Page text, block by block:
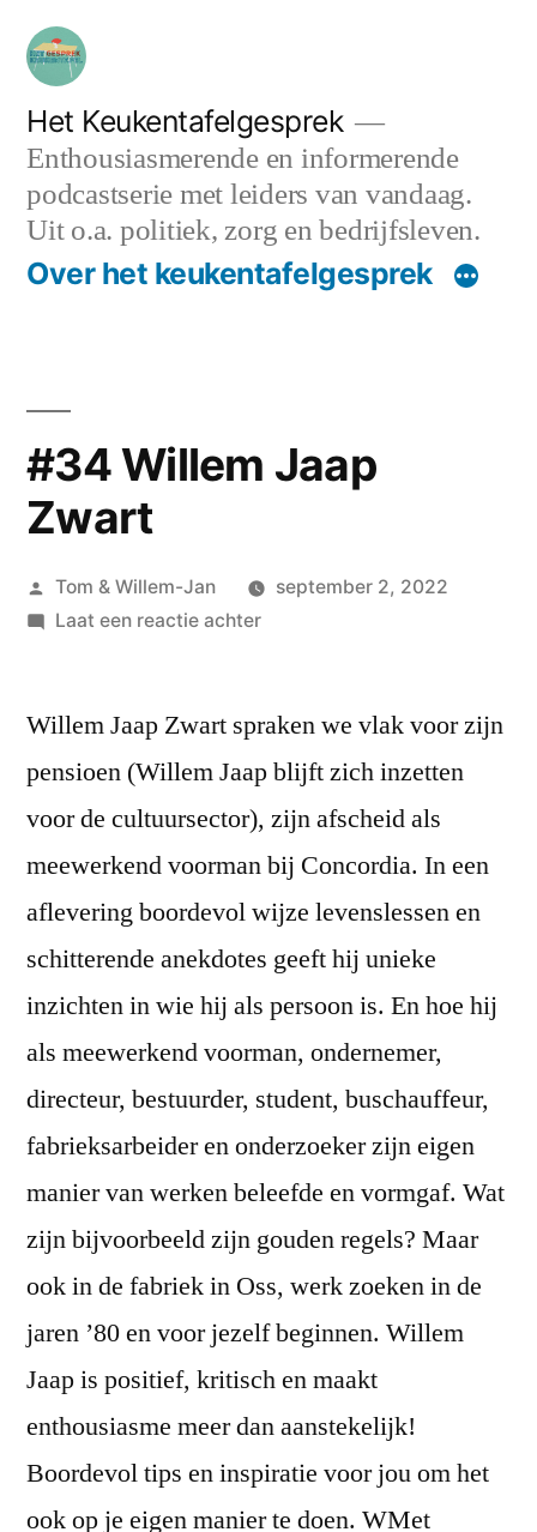
naar
inhoud
Het Keukentafelgesprek
Enthousiasmerende en informerende
podcastserie met leiders van vandaag.
Uit o.a. politiek, zorg en bedrijfsleven.
Over het keukentafelgesprek
#34 Willem Jaap
Zwart
Geplaatst
door
Tom & Willem-Jan
september 2, 2022
Laat een reactie achterop
Jaap
Willem Jaap Zwart spraken we vlak voor zijn
pensioen (Willem Jaap blijft zich inzetten
voor de cultuursector), zijn afscheid als
meewerkend voorman bij Concordia. In een
aflevering boordevol wijze levenslessen en
schitterende anekdotes geeft hij unieke
inzichten in wie hij als persoon is. En hoe hij
als meewerkend voorman, ondernemer,
directeur, bestuurder, student, buschauffeur,
fabrieksarbeider en onderzoeker zijn eigen
manier van werken beleefde en vormgaf. Wat
zijn bijvoorbeeld zijn gouden regels? Maar
ook in de fabriek in Oss, werk zoeken in de
jaren ’80 en voor jezelf beginnen. Willem
Jaap is positief, kritisch en maakt
enthousiasme meer dan aanstekelijk!
Boordevol tips en inspiratie voor jou om het
ook op je eigen manier te doen. WMet